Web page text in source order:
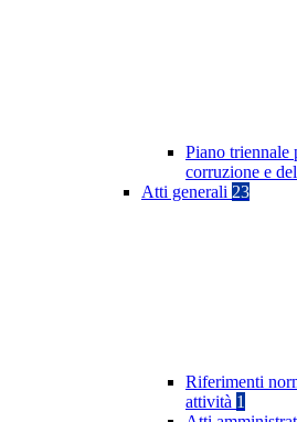
Piano triennale
corruzione e
Atti generali 23
Riferimenti
attività 1